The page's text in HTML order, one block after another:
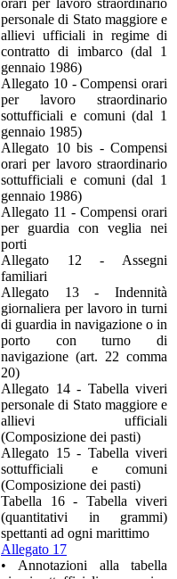
orari per lavoro straordinario
personale di Stato maggiore e
allievi ufficiali in regime di
contratto di imbarco (dal 1
gennaio 1986)
Allegato 10 - Compensi orari
per lavoro straordinario
sottufficiali e comuni (dal 1
gennaio 1985)
Allegato 10 bis - Compensi
orari per lavoro straordinario
sottufficiali e comuni (dal 1
gennaio 1986)
Allegato 11 - Compensi orari
per guardia con veglia nei
porti
Allegato 12 - Assegni
familiari
Allegato 13 - Indennità
giornaliera per lavoro in turni
di guardia in navigazione o in
porto con turno di
navigazione (art. 22 comma
20)
Allegato 14 - Tabella viveri
personale di Stato maggiore e
allievi ufficiali
(Composizione dei pasti)
Allegato 15 - Tabella viveri
sottufficiali e comuni
(Composizione dei pasti)
Tabella 16 - Tabella viveri
(quantitativi in grammi)
spettanti ad ogni marittimo
Allegato 17
• Annotazioni alla tabella